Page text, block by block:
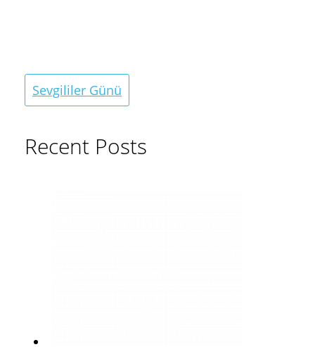
Sevgililer Günü
Recent Posts